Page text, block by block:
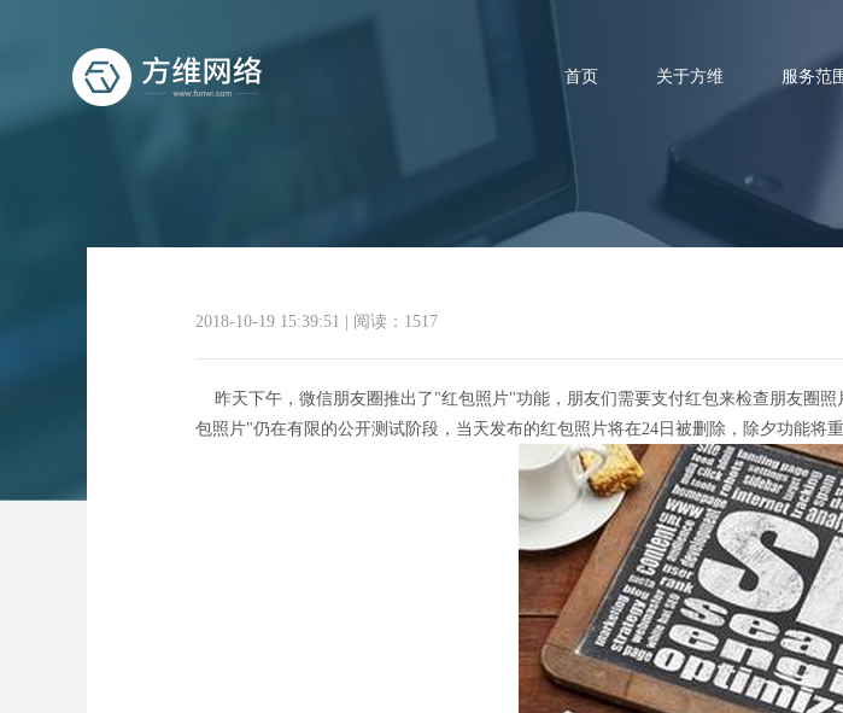
首页 关于方维 服务范
2018-10-19 15:39:51 阅读：1517
昨天下午，微信朋友圈推出了"红包照片"功能，朋友们需要支付红包来检查朋友圈
包照片"仍在有限的公开测试阶段，当天发布的红包照片将在24日被删除，除夕功能将重